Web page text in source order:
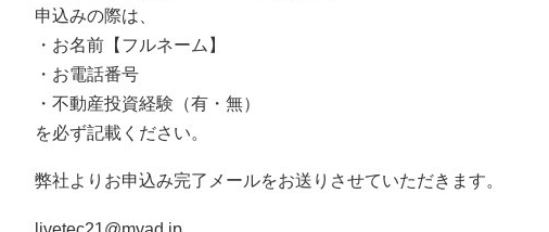
申込みの際は、
・お名前【フルネーム】
・お電話番号
・不動産投資経験（有・無）
を必ず記載ください。
弊社よりお申込み完了メールをお送りさせていただきます。